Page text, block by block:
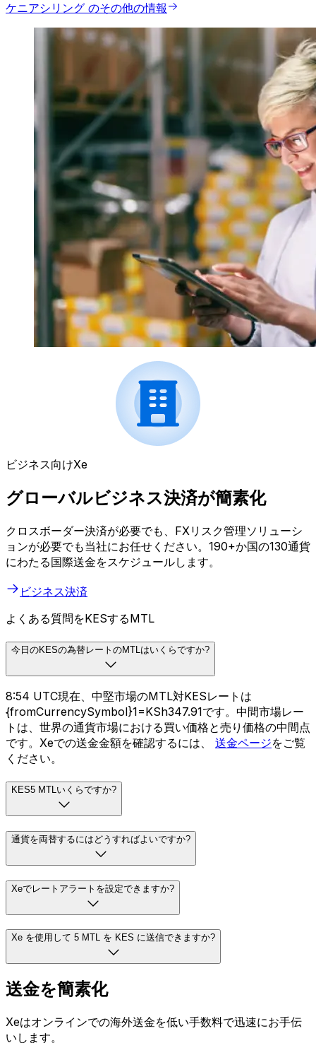
ケニアシリング のその他の情報
ビジネス向けXe
グローバルビジネス決済が簡素化
クロスボーダー決済が必要でも、FXリスク管理ソリューシ
ョンが必要でも当社にお任せください。190+か国の130通貨
にわたる国際送金をスケジュールします。
ビジネス決済
よくある質問をKESするMTL
今日のKESの為替レートのMTLはいくらですか?
8:54 UTC現在、中堅市場のMTL対KESレートは
{fromCurrencySymbol}1=KSh347.91です。中間市場レー
トは、世界の通貨市場における買い価格と売り価格の中間点
です。Xeでの送金金額を確認するには、 送金ページをご覧
ください。
KES5 MTLいくらですか?
通貨を両替するにはどうすればよいですか?
Xeでレートアラートを設定できますか?
Xe を使用して 5 MTL を KES に送信できますか?
送金を簡素化
Xeはオンラインでの海外送金を低い手数料で迅速にお手伝
いします。